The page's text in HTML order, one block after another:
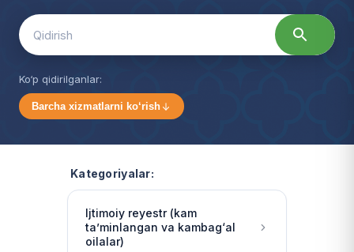
Search
for:
Ko‘p qidirilganlar:
Barcha xizmatlarni ko‘rish
Kategoriyalar:
Ijtimoiy reyestr (kam
ta’minlangan va kambag‘al
oilalar)